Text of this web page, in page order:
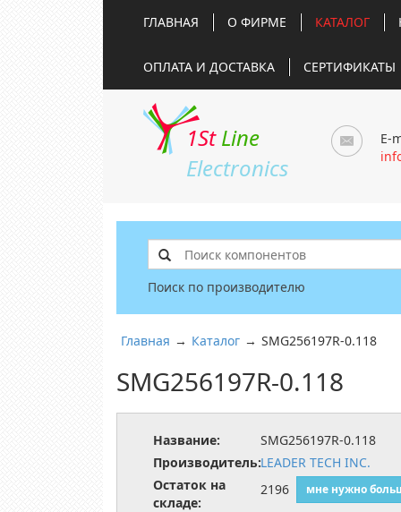
ГЛАВНАЯ О ФИРМЕ КАТАЛОГ
ОПЛАТА И ДОСТАВКА СЕРТИФИКАТЫ
1St Line
Electronics
E-
Поиск по производителю
Главная → Каталог → SMG256197R-0.118
SMG256197R-0.118
Название:
SMG256197R-0.118
Производитель:LEADER TECH INC.
Остаток на
складе:
2196 мне нужно